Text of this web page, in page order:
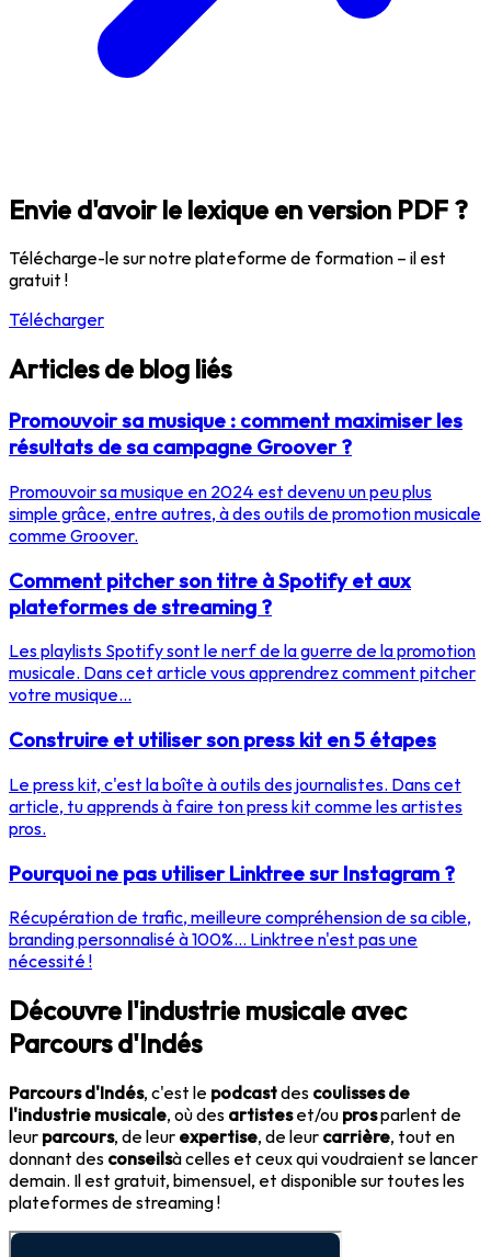
Envie d'avoir le lexique en version PDF ?
Télécharge-le sur notre plateforme de formation – il est
gratuit !
Télécharger
Articles de blog liés
Promouvoir sa musique : comment maximiser les
résultats de sa campagne Groover ?
Promouvoir sa musique en 2024 est devenu un peu plus
simple grâce, entre autres, à des outils de promotion musicale
comme Groover.
Comment pitcher son titre à Spotify et aux
plateformes de streaming ?
Les playlists Spotify sont le nerf de la guerre de la promotion
musicale. Dans cet article vous apprendrez comment pitcher
votre musique...
Construire et utiliser son press kit en 5 étapes
Le press kit, c'est la boîte à outils des journalistes. Dans cet
article, tu apprends à faire ton press kit comme les artistes
pros.
Pourquoi ne pas utiliser Linktree sur Instagram ?
Récupération de trafic, meilleure compréhension de sa cible,
branding personnalisé à 100%... Linktree n'est pas une
nécessité !
Découvre l'industrie musicale avec
Parcours d'Indés
Parcours d'Indés, c'est le podcastdes coulisses de
l'industrie musicale, où des artisteset/ou prosparlent de
leur parcours, de leur expertise, de leur carrière, tout en
donnant des conseilsà celles et ceux qui voudraient se lancer
demain. Il est gratuit, bimensuel, et disponible sur toutes les
plateformes de streaming !